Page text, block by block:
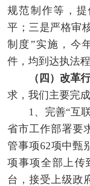
规范制作等，
平；三是严格审
制度”实施，今
件，均到达执法程
（四）改革
求，我们主要完
1、完善“互
省市工作部署要
管事项62项中甄
项事项全部上传
台，接受上级政